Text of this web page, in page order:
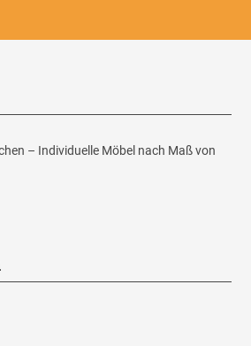
– Individuelle Möbel nach Maß von